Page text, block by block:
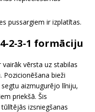
pussargiem ir izplatītas.
2-3-1 formāciju
vērsta uz stabilas
Pozicionēšana bieži
aizmugurējo līniju,
priekšā. Šis
izsniegšanas